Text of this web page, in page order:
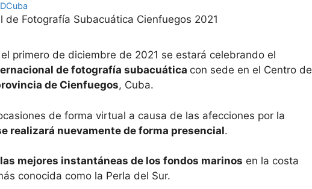
de Fotografía Subacuática Cienfuegos 2021
primero de diciembre de 2021 se estará celebrando el
de fotografía subacuática con sede en el Centro de
de Cienfuegos, Cuba.
de forma virtual a causa de las afecciones por la
realizará nuevamente de forma presencial.
mejores instantáneas de los fondos marinos en la costa
conocida como la Perla del Sur.